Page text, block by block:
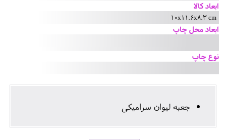
ابعاد کالا
10x11.6x8.3 cm
ابعاد محل چاپ
نوع چاپ
جعبه لیوان سرامیکی